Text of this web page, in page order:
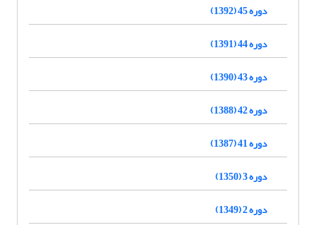
دوره 45 (1392)
دوره 44 (1391)
دوره 43 (1390)
دوره 42 (1388)
دوره 41 (1387)
دوره 3 (1350)
دوره 2 (1349)